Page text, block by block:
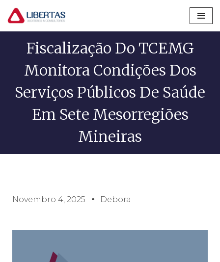
Pular
Fiscalização Do TCEMG
Monitora Condições Dos
Serviços Públicos De Saúde
Em Sete Mesorregiões
Mineiras
Novembro 4, 2025 Debora